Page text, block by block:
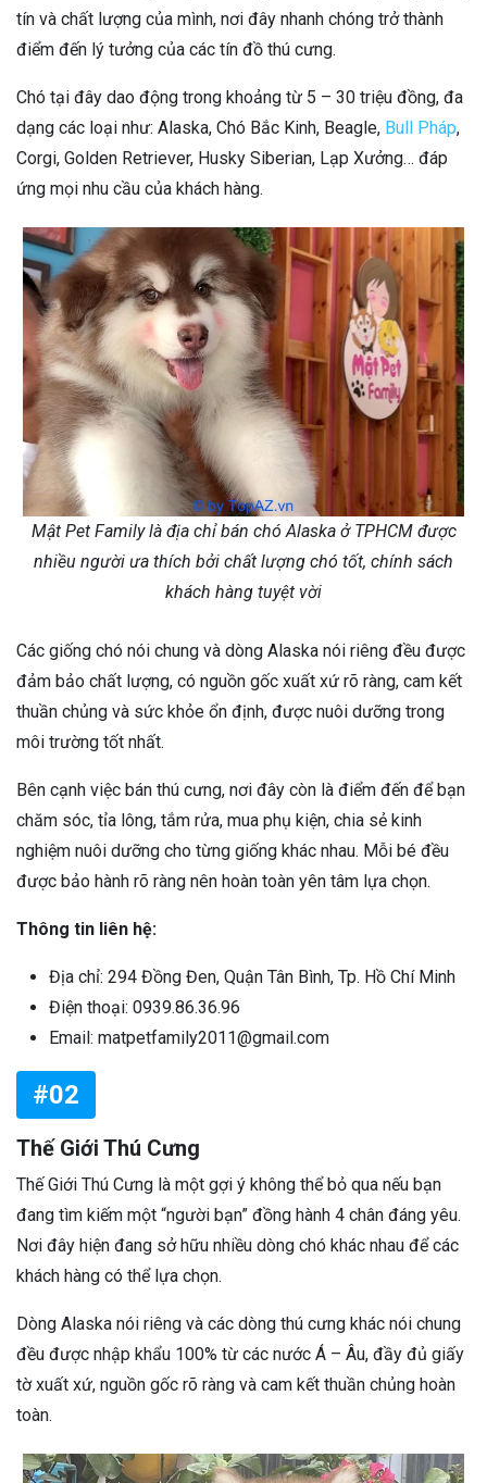
tín và chất lượng của mình, nơi đây nhanh chóng trở thành
điểm đến lý tưởng của các tín đồ thú cưng.
Chó tại đây dao động trong khoảng từ 5 – 30 triệu đồng, đa
dạng các loại như: Alaska, Chó Bắc Kinh, Beagle, Bull Pháp,
Corgi, Golden Retriever, Husky Siberian, Lạp Xưởng… đáp
ứng mọi nhu cầu của khách hàng.
Mật Pet Family là địa chỉ bán chó Alaska ở TPHCM được
nhiều người ưa thích bởi chất lượng chó tốt, chính sách
khách hàng tuyệt vời
Các giống chó nói chung và dòng Alaska nói riêng đều được
đảm bảo chất lượng, có nguồn gốc xuất xứ rõ ràng, cam kết
thuần chủng và sức khỏe ổn định, được nuôi dưỡng trong
môi trường tốt nhất.
Bên cạnh việc bán thú cưng, nơi đây còn là điểm đến để bạn
chăm sóc, tỉa lông, tắm rửa, mua phụ kiện, chia sẻ kinh
nghiệm nuôi dưỡng cho từng giống khác nhau. Mỗi bé đều
được bảo hành rõ ràng nên hoàn toàn yên tâm lựa chọn.
Thông tin liên hệ:
Địa chỉ: 294 Đồng Đen, Quận Tân Bình, Tp. Hồ Chí Minh
Điện thoại: 0939.86.36.96
Email: matpetfamily2011@gmail.com
#02
Thế Giới Thú Cưng
Thế Giới Thú Cưng là một gợi ý không thể bỏ qua nếu bạn
đang tìm kiếm một “người bạn” đồng hành 4 chân đáng yêu.
Nơi đây hiện đang sở hữu nhiều dòng chó khác nhau để các
khách hàng có thể lựa chọn.
Dòng Alaska nói riêng và các dòng thú cưng khác nói chung
đều được nhập khẩu 100% từ các nước Á – Âu, đầy đủ giấy
tờ xuất xứ, nguồn gốc rõ ràng và cam kết thuần chủng hoàn
toàn.